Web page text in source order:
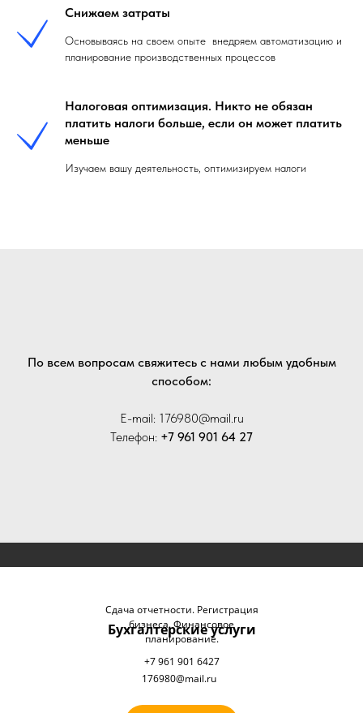
Снижаем затраты
Основываясь на своем опыте внедряем автоматизацию и
планирование производственных процессов
Налоговая оптимизация. Никто не обязан
платить налоги больше, если он может платить
меньше
Изучаем вашу деятельность, оптимизируем налоги
По всем вопросам свяжитесь с нами любым удобным
способом:
E-mail: 176980@mail.ru
Телефон: +7 961 901 64 27
+7 961 901 6427
Сдача отчетности. Регистрация
бизнеса. Финансовое
планирование.
Бухгалтерские услуги
176980@mail.ru